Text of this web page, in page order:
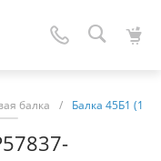
балка / Балка 45Б1